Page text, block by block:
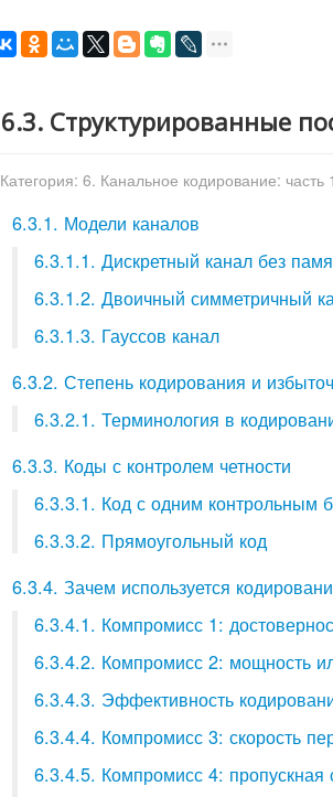
6.3. Структурированные
Категория: 6. Канальное кодирование: часть 1
6.3.1. Модели каналов
6.3.1.1. Дискретный канал без
6.3.1.2. Двоичный симметричный
6.3.1.3. Гауссов канал
6.3.2. Степень кодирования и
6.3.2.1. Терминология в
6.3.3. Коды с контролем четности
6.3.3.1. Код с одним контрольным
6.3.3.2. Прямоугольный код
6.3.4. Зачем используется
6.3.4.1. Компромисс 1:
6.3.4.2. Компромисс 2: мощность
6.3.4.3. Эффективность
6.3.4.4. Компромисс 3: скорость
6.3.4.5. Компромисс 4: